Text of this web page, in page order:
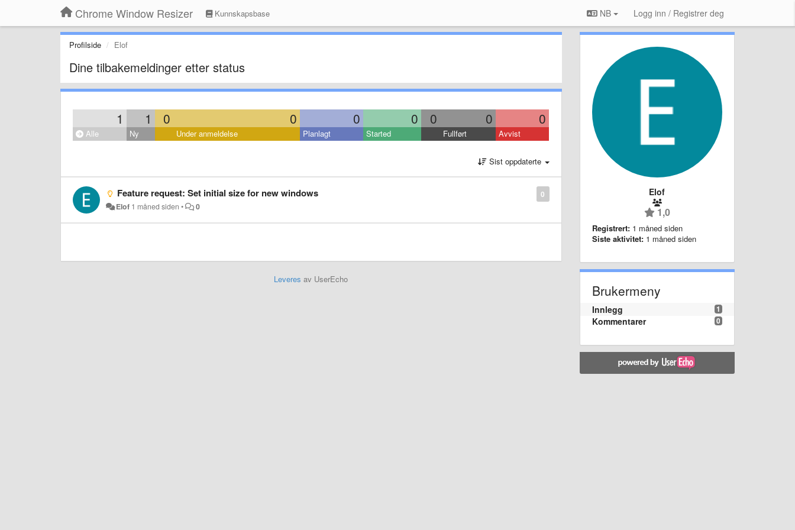
Chrome Window Resizer Kunnskapsbase NB Logg inn / Registrer deg
Profilside Elof
Dine tilbakemeldinger etter status
1 1 0 0 0 0 0 0 0
Alle Ny Under anmeldelse Planlagt Started Fullført Avvist
Sist oppdaterte
0
Feature request: Set initial size for new windows
Elof 1 måned siden • 0
Leveres av UserEcho
Elof
1,0
Registrert: 1 måned siden
Siste aktivitet: 1 måned siden
Brukermeny
1
Innlegg
0
Kommentarer